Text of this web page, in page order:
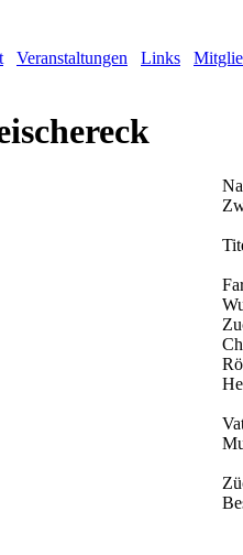
Veranstaltungen Links